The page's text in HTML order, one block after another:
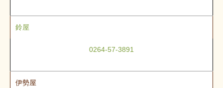
鈴屋
0264-57-3891
伊勢屋